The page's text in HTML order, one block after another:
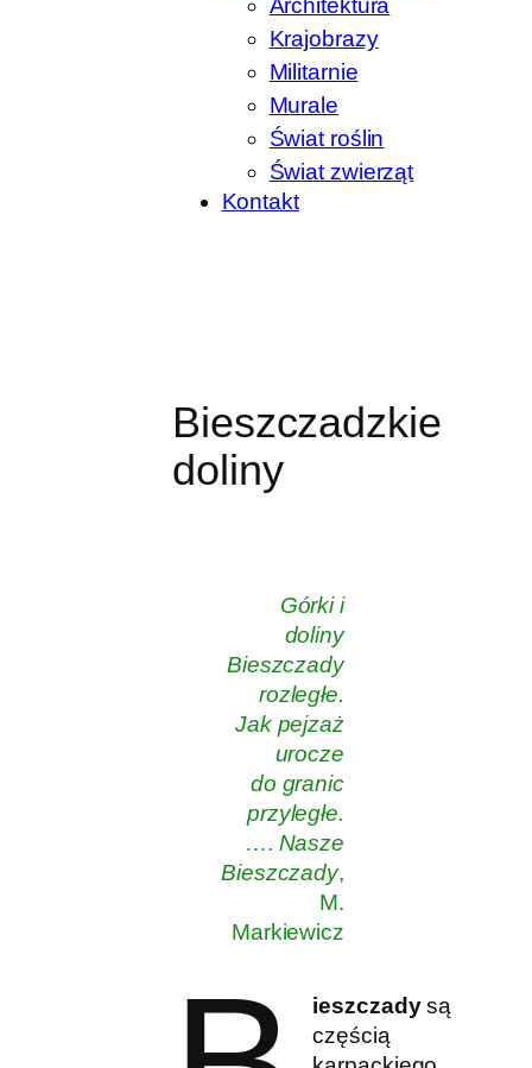
Krajobrazy
Militarnie
Murale
Świat roślin
Świat zwierząt
Kontakt
Bieszczadzkie
doliny
Górki i
doliny
Bieszczady
rozległe.
Jak pejzaż
urocze
do granic
przyległe.
…. Nasze
Bieszczady,
M.
Markiewicz
ieszczadysą
częścią